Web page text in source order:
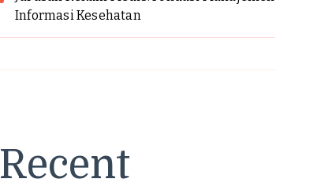
Informasi Kesehatan
Recent